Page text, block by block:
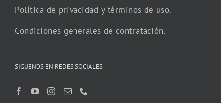
Política de privacidad y términos de uso.
Condiciones generales de contratación.
SIGUENOS EN REDES SOCIALES